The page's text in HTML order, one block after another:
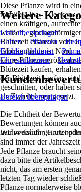
Diese Pflanze wird in
tetralix Alba - Glocken-
einen kräftigen,
weißen,
Blütezeit erstreckt vom
Glockenheide ist Nord-
keine Pflanzengröße
Blütezeit kaufen,
der Blütezeit kaufen,
geschnitten, oder haben
als Zwiebel neu gesetzt.
Wir verkaufen
sind immer der
Jede Pflanze braucht
dazu bitte die
nicht, das am ersten
letzten Tag wieder
Pflanze normalerweise
Weitere
Liste überspringen
Garten
Pflanzen
Frühlingsblumen
Chrysanthemen
Bereich überspringen
Die Echtheit der
Bewertungen können
nachweislich genutzt